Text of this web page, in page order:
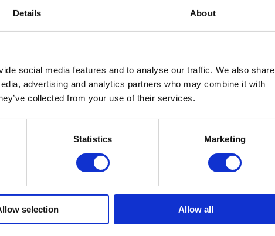
Details About
social media features and to analyse our traffic. We also share
advertising and analytics partners who may combine it with
collected from your use of their services.
Statistics Marketing
selection Allow all